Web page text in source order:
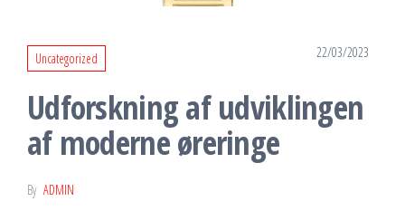
Uncategorized 22/03/2023
Udforskning af udviklingen
af moderne øreringe
By ADMIN